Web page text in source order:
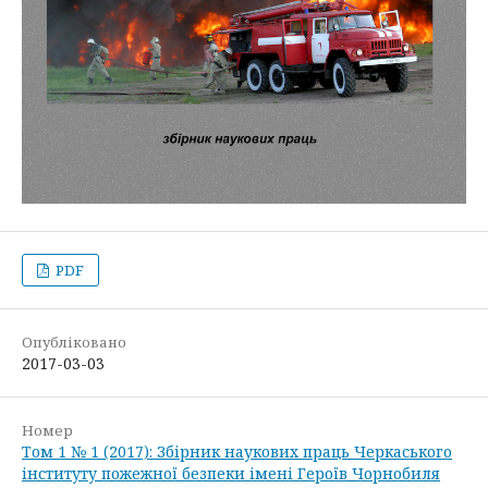
PDF
Опубліковано
2017-03-03
Номер
Том 1 № 1 (2017): Збірник наукових праць Черкаського
інституту пожежної безпеки імені Героїв Чорнобиля